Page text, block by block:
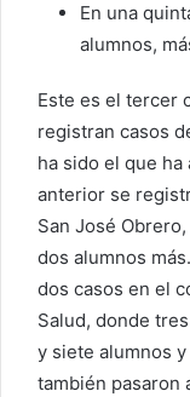
En una
alumnos,
Este es el tercer
registran casos
ha sido el que ha
anterior se
San José
dos alumnos
dos casos en el
Salud, donde
y siete alumnos
también pasaron